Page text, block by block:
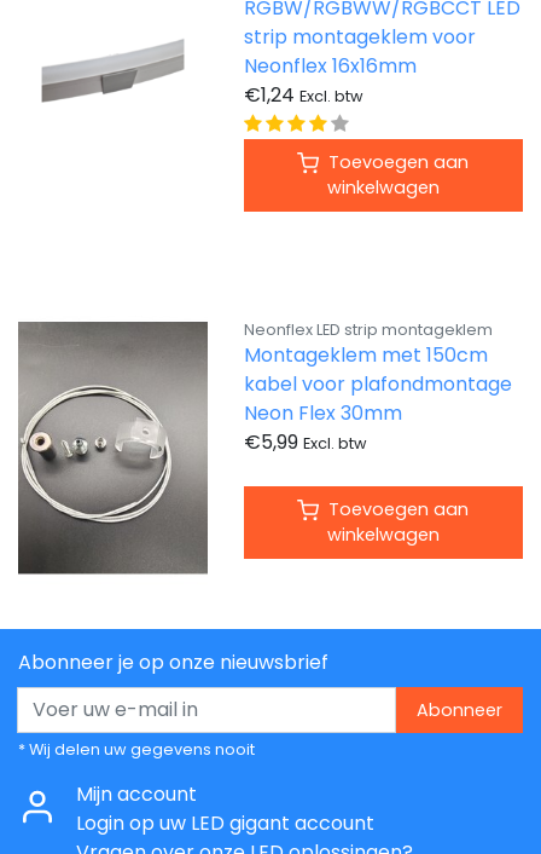
RGBW/RGBWW/RGBCCT LED
strip montageklem voor
Neonflex 16x16mm
€1,24 Excl. btw
Toevoegen aan
winkelwagen
Neonflex LED strip montageklem
Montageklem met 150cm
kabel voor plafondmontage
Neon Flex 30mm
€5,99 Excl. btw
Toevoegen aan
winkelwagen
Abonneer je op onze nieuwsbrief
Abonneer
* Wij delen uw gegevens nooit
Mijn account
Login op uw LED gigant account